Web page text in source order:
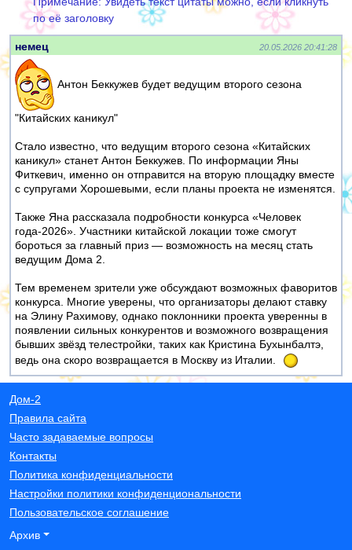
по её заголовку
немец 20.05.2026 20:41:28
Антон Беккужев будет ведущим второго сезона
"Китайских каникул"
Стало известно, что ведущим второго сезона «Китайских
каникул» станет Антон Беккужев. По информации Яны
Фиткевич, именно он отправится на вторую площадку вместе
с супругами Хорошевыми, если планы проекта не изменятся.
Также Яна рассказала подробности конкурса «Человек
года-2026». Участники китайской локации тоже смогут
бороться за главный приз — возможность на месяц стать
ведущим Дома 2.
Тем временем зрители уже обсуждают возможных фаворитов
конкурса. Многие уверены, что организаторы делают ставку
на Элину Рахимову, однако поклонники проекта уверенны в
появлении сильных конкурентов и возможного возвращения
бывших звёзд телестройки, таких как Кристина Бухынбалтэ,
ведь она скоро возвращается в Москву из Италии.
Дом-2
Правила сайта
Часто задаваемые вопросы
Контакты
Политика конфиденциальности
Настройки политики конфиденциональности
Пользовательское соглашение
Архив